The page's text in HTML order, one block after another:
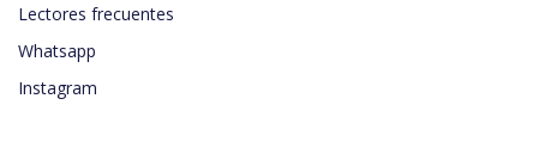
Lectores frecuentes
Whatsapp
Instagram